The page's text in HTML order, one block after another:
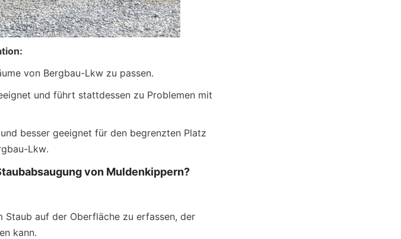
von Bergbau-Lkw zu passen.
und führt stattdessen zu Problemen mit
besser geeignet für den begrenzten Platz
Lkw.
von Muldenkippern?
Staub auf der Oberfläche zu erfassen, der
kann.